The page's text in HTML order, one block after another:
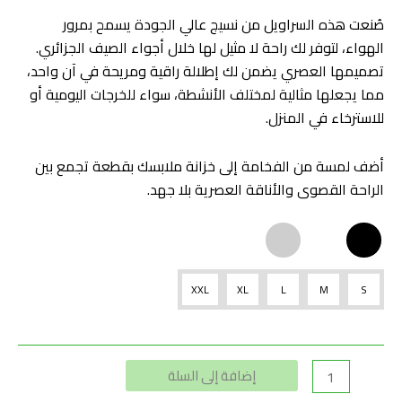
صُنعت هذه السراويل من نسيج عالي الجودة يسمح بمرور
الهواء، لتوفر لك راحة لا مثيل لها خلال أجواء الصيف الجزائري.
تصميمها العصري يضمن لك إطلالة راقية ومريحة في آن واحد،
مما يجعلها مثالية لمختلف الأنشطة، سواء للخرجات اليومية أو
للاسترخاء في المنزل.
أضف لمسة من الفخامة إلى خزانة ملابسك بقطعة تجمع بين
الراحة القصوى والأناقة العصرية بلا جهد.
S
M
L
XL
XXL
إضافة إلى السلة